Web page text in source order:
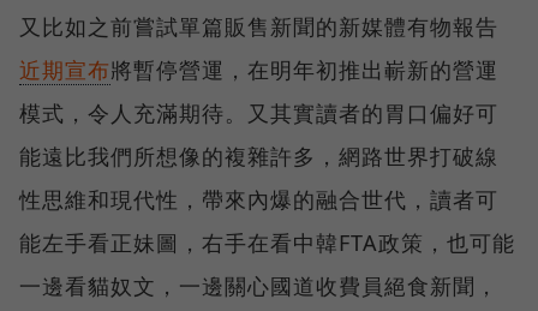
又比如之前嘗試單篇販售新聞的新媒體有物報告
近期宣布將暫停營運，在明年初推出嶄新的營運
模式，令人充滿期待。又其實讀者的胃口偏好可
能遠比我們所想像的複雜許多，網路世界打破線
性思維和現代性，帶來內爆的融合世代，讀者可
能左手看正妹圖，右手在看中韓FTA政策，也可能
一邊看貓奴文，一邊關心國道收費員絕食新聞，